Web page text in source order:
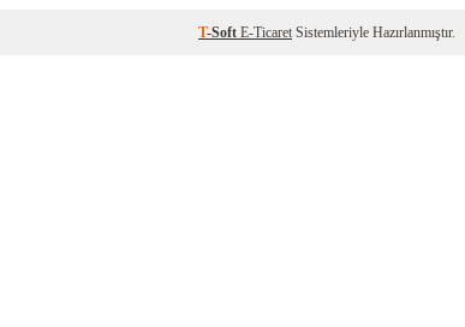
T-Soft E-Ticaret Sistemleriyle Hazırlanmıştır.